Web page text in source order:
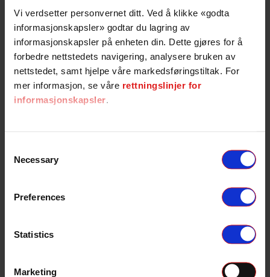
Vi verdsetter personvernet ditt. Ved å klikke «godta
informasjonskapsler» godtar du lagring av
informasjonskapsler på enheten din. Dette gjøres for å
forbedre nettstedets navigering, analysere bruken av
nettstedet, samt hjelpe våre markedsføringstiltak. For
mer informasjon, se våre rettningslinjer for
informasjonskapsler.
Selection
Necessary
Preferences
Statistics
Marketing
Legg i handlekurv
90 dager retur 3 mnd åpent kjøp Rask levering
garanti (NB! Gjelder ikke yrkeskjøretøy). Stor
nøyaktighet i produksjon gir riktig lysbilde, god
Lysstyrke: 35W
12- og 24V kjøretøy